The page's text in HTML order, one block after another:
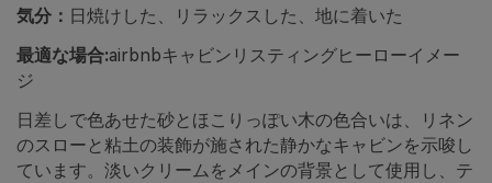
気分： 日焼けした、リラックスした、地に着いた
最適な場合:airbnbキャビンリスティングヒーローイメー
ジ
日差しで色あせた砂とほこりっぽい木の色合いは、リネン
のスローと粘土の装飾が施された静かなキャビンを示唆し
ています。淡いクリームをメインの背景として使用し、テ